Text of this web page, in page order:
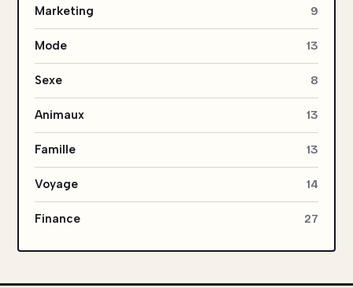
Marketing 9
Mode 13
Sexe 8
Animaux 13
Famille 13
Voyage 14
Finance 27